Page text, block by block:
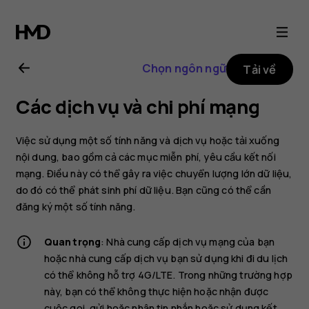
Hướng
dẫn
sử
dụng
Nokia
T21
Chọn ngôn ngữ Tải về
Các dịch vụ và chi phí mạng
Việc sử dụng một số tính năng và dịch vụ hoặc tải xuống
nội dung, bao gồm cả các mục miễn phí, yêu cầu kết nối
mạng. Điều này có thể gây ra việc chuyển lượng lớn dữ liệu,
do đó có thể phát sinh phí dữ liệu. Bạn cũng có thể cần
đăng ký một số tính năng.
Quan trọng: Nhà cung cấp dịch vụ mạng của bạn
hoặc nhà cung cấp dịch vụ bạn sử dụng khi đi du lịch
có thể không hỗ trợ 4G/LTE. Trong những trường hợp
này, bạn có thể không thực hiện hoặc nhận được